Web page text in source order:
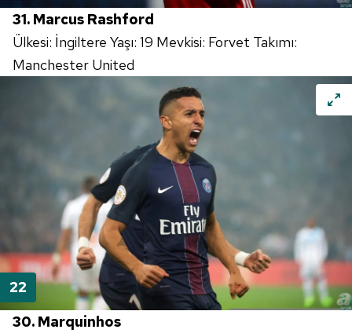
31. Marcus Rashford
Ülkesi: İngiltere Yaşı: 19 Mevkisi: Forvet Takımı:
Manchester United
30. Marquinhos